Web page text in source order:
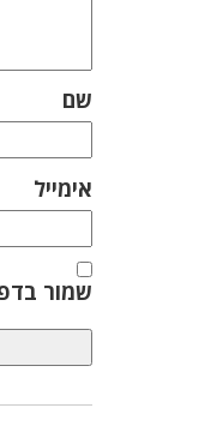
שם
אימייל
שמור